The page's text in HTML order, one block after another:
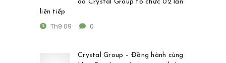
do Crystal Group tổ chức 02 lần
liên tiếp
Th9 09 0
Crystal Group – Đồng hành cùng